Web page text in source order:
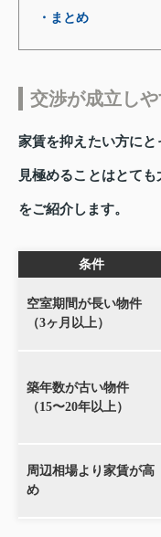
・まとめ
交渉が成立し
家賃を抑えたい方に
見極めることはとて
をご紹介します。
条件
空室期間が長い物件
（3ヶ月以上）
築年数が古い物件
（15〜20年以上）
周辺相場より家賃が高
め